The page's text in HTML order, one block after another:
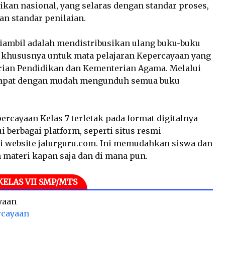
nasional, yang selaras dengan standar proses,
standar penilaian.
adalah mendistribusikan ulang buku-buku
untuk mata pelajaran Kepercayaan yang
Pendidikan dan Kementerian Agama. Melalui
dengan mudah mengunduh semua buku
Kelas 7 terletak pada format digitalnya
berbagai platform, seperti situs resmi
website jalurguru.com. Ini memudahkan siswa dan
kapan saja dan di mana pun.
VII SMP/MTS